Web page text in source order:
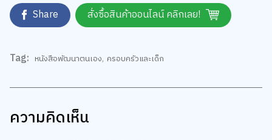
Tag: หนังสือพัฒนาตนเอง, ครอบครัวและเด็ก
ความคิดเห็น
Rate 5.0 1.0
0.5
เว็บไซต์นี้ใช้คุกกี้
ว่าผู้ใช้งานมาจากที่ใด คุณสามารถเลือกตั้งค่าความยินยอมการใช้คุกกี้ได้ โดย
คลิก “การตั้งค่าคุกกี้” นโยบายคุกกี้
ยอมรับทั้งหมด